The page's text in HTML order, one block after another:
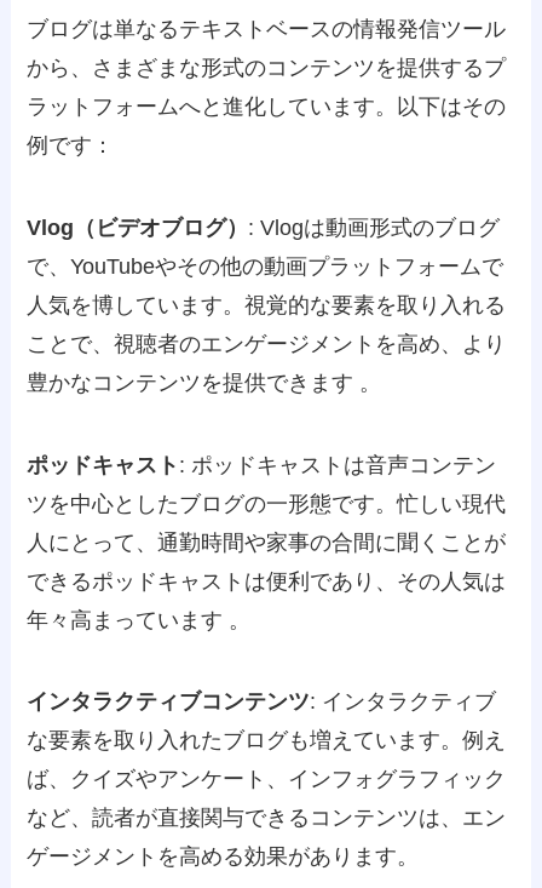
ブログは単なるテキストベースの情報発信ツール
から、さまざまな形式のコンテンツを提供するプ
ラットフォームへと進化しています。以下はその
例です：
Vlog（ビデオブログ） : Vlogは動画形式のブログ
で、YouTubeやその他の動画プラットフォームで
人気を博しています。視覚的な要素を取り入れる
ことで、視聴者のエンゲージメントを高め、より
豊かなコンテンツを提供できます​ ​。
ポッドキャスト : ポッドキャストは音声コンテン
ツを中心としたブログの一形態です。忙しい現代
人にとって、通勤時間や家事の合間に聞くことが
できるポッドキャストは便利であり、その人気は
年々高まっています​ ​。
インタラクティブコンテンツ: インタラクティブ
な要素を取り入れたブログも増えています。例え
ば、クイズやアンケート、インフォグラフィック
など、読者が直接関与できるコンテンツは、エン
ゲージメントを高める効果があります。